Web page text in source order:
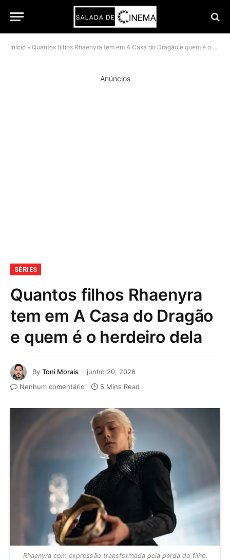
Início » Quantos filhos Rhaenyra tem em A Casa do Dragão e quem é o herdeiro dela
Anúncios
SÉRIES
Quantos filhos Rhaenyra
tem em A Casa do Dragão
e quem é o herdeiro dela
By Toni Morais
junho 20, 2026
Nenhum comentário
5 Mins Read
Rhaenyra com expressão transformada pela perda do filho.